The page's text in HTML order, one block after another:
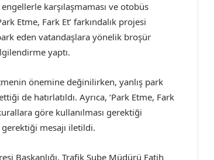
karşılaşmaması ve otobüs
Etme, Fark Et’ farkındalık projesi
eden vatandaşlara yönelik broşür
yaptı.
önemine değinilirken, yanlış park
de hatırlatıldı. Ayrıca, ‘Park Etme, Fark
göre kullanılması gerektiği
mesajı iletildi.
Başkanlığı, Trafik Şube Müdürü Fatih